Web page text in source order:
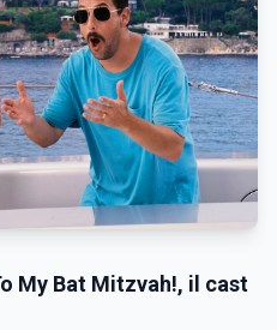
My Bat Mitzvah!, il cast